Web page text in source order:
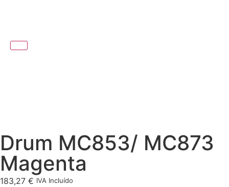
Drum MC853/ MC873
Magenta
183,27 € IVA Incluído